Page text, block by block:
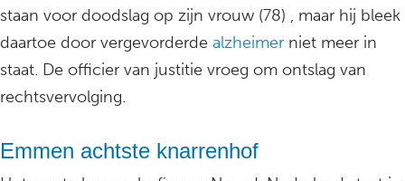
staan voor doodslag op zijn vrouw (78) , maar hij bleek
daartoe door vergevorderde alzheimer niet meer in
staat. De officier van justitie vroeg om ontslag van
rechtsvervolging.
Emmen achtste knarrenhof